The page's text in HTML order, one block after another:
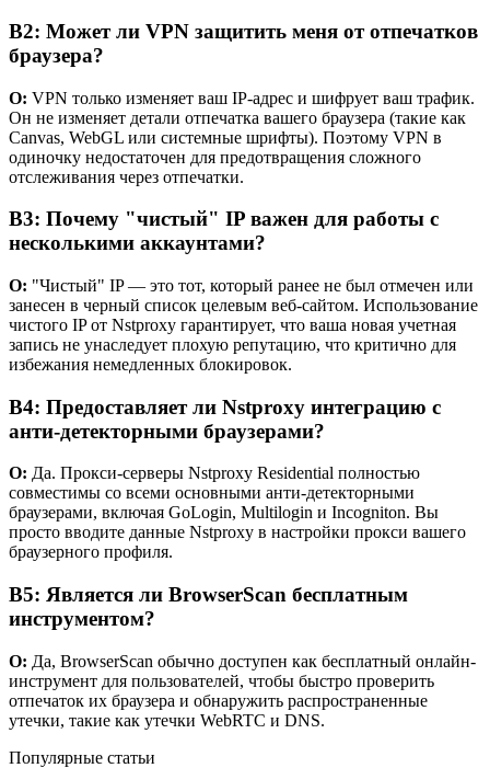
В2: Может ли VPN защитить меня от отпечатков
браузера?
О: VPN только изменяет ваш IP-адрес и шифрует ваш трафик.
Он не изменяет детали отпечатка вашего браузера (такие как
Canvas, WebGL или системные шрифты). Поэтому VPN в
одиночку недостаточен для предотвращения сложного
отслеживания через отпечатки.
В3: Почему "чистый" IP важен для работы с
несколькими аккаунтами?
О: "Чистый" IP — это тот, который ранее не был отмечен или
занесен в черный список целевым веб-сайтом. Использование
чистого IP от Nstproxy гарантирует, что ваша новая учетная
запись не унаследует плохую репутацию, что критично для
избежания немедленных блокировок.
В4: Предоставляет ли Nstproxy интеграцию с
анти-детекторными браузерами?
О: Да. Прокси-серверы Nstproxy Residential полностью
совместимы со всеми основными анти-детекторными
браузерами, включая GoLogin, Multilogin и Incogniton. Вы
просто вводите данные Nstproxy в настройки прокси вашего
браузерного профиля.
В5: Является ли BrowserScan бесплатным
инструментом?
О: Да, BrowserScan обычно доступен как бесплатный онлайн-
инструмент для пользователей, чтобы быстро проверить
отпечаток их браузера и обнаружить распространенные
утечки, такие как утечки WebRTC и DNS.
Популярные статьи